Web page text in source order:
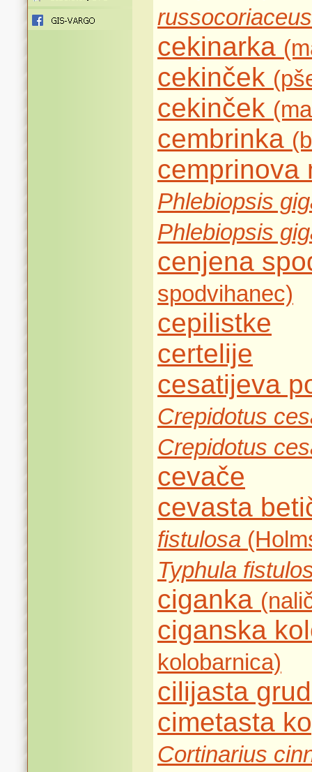
russocoriaceus
cekinarka
cekinček
cekinček
cembrinka
Phlebiopsis
Phlebiopsis
cenjena
spodvihanec)
cepilistke
certelije
cesatijeva
Crepidotus
Crepidotus
cevače
cevasta
fistulosa
Typhula
ciganka
ciganska
kolobarnica)
cilijasta
cimetasta
Cortinarius